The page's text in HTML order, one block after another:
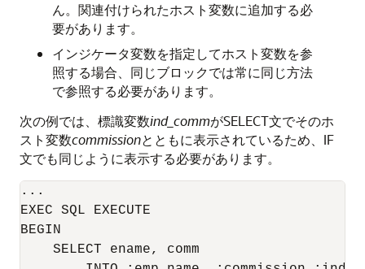
ん。関連付けられたホスト変数に追加する必
要があります。
インジケータ変数を指定してホスト変数を参
照する場合、同じブロックでは常に同じ方法
で参照する必要があります。
次の例では、標識変数ind_commがSELECT文でそのホ
スト変数commissionとともに表示されているため、IF
文でも同じように表示する必要があります。
...
EXEC SQL EXECUTE
BEGIN
    SELECT ename, comm